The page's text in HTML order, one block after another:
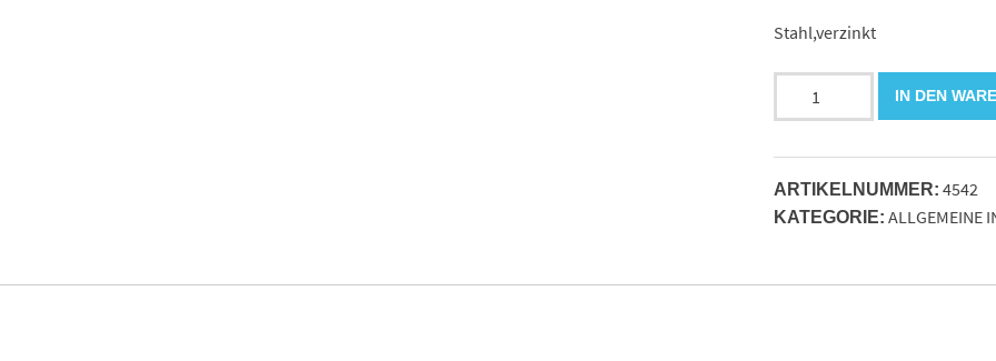
Stahl,verzinkt
16x32
nach
DIN71752
M16x1.5
IN DEN
ARTIKELNUMMER: 4542
KATEGORIE: ALLGEMEINE